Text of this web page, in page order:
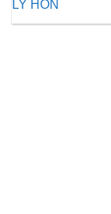
LY HÔN